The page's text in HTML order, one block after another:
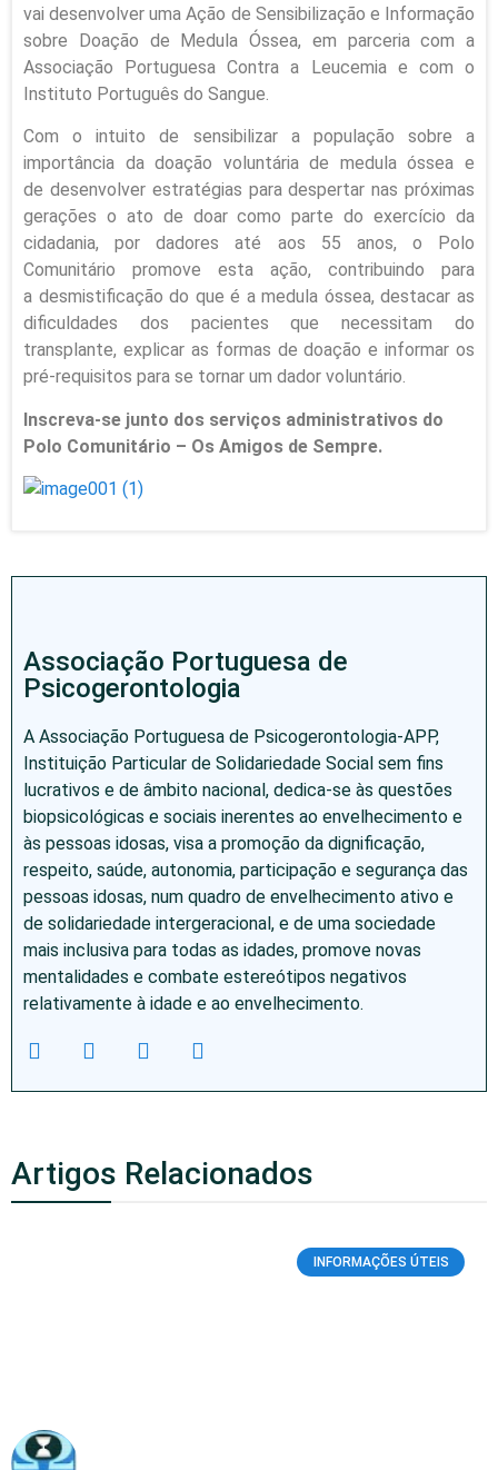
vai desenvolver uma Ação de Sensibilização e Informação
sobre Doação de Medula Óssea, em parceria com a
Associação Portuguesa Contra a Leucemia e com o
Instituto Português do Sangue.
Com o intuito de sensibilizar a população sobre a
importância da doação voluntária de medula óssea e
de desenvolver estratégias para despertar nas próximas
gerações o ato de doar como parte do exercício da
cidadania, por dadores até aos 55 anos, o Polo
Comunitário promove esta ação, contribuindo para
a desmistificação do que é a medula óssea, destacar as
dificuldades dos pacientes que necessitam do
transplante, explicar as formas de doação e informar os
pré-requisitos para se tornar um dador voluntário.
Inscreva-se junto dos serviços administrativos do
Polo Comunitário – Os Amigos de Sempre.
Associação Portuguesa de
Psicogerontologia
A Associação Portuguesa de Psicogerontologia-APP,
Instituição Particular de Solidariedade Social sem fins
lucrativos e de âmbito nacional, dedica-se às questões
biopsicológicas e sociais inerentes ao envelhecimento e
às pessoas idosas, visa a promoção da dignificação,
respeito, saúde, autonomia, participação e segurança das
pessoas idosas, num quadro de envelhecimento ativo e
de solidariedade intergeracional, e de uma sociedade
mais inclusiva para todas as idades, promove novas
mentalidades e combate estereótipos negativos
relativamente à idade e ao envelhecimento.
Artigos Relacionados
INFORMAÇÕES ÚTEIS